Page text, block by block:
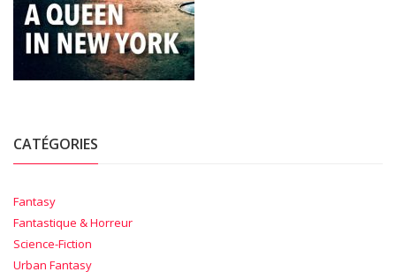
CATÉGORIES
Fantasy
Fantastique & Horreur
Science-Fiction
Urban Fantasy